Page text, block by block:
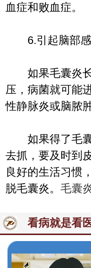
血症和败血症。
6.引起脑部
如果毛囊炎长
压，病菌就可能
性静脉炎或脑脓肿
如果得了毛囊
去抓，要及时到
良好的生活习惯
脱毛囊炎。毛囊
看病就是看